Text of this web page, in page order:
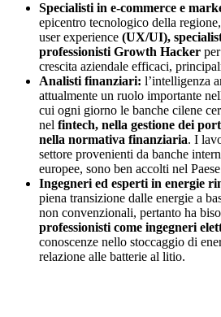
Specialisti in e-commerce e
epicentro tecnologico della
user experience (UX/UI),
professionisti Growth Hacker
crescita aziendale efficaci,
Analisti finanziari: l’intelligenza
attualmente un ruolo importante
cui ogni giorno le banche cilene
nel fintech, nella gestione dei
nella normativa finanziaria. I
settore provenienti da banche
europee, sono ben accolti nel
Ingegneri ed esperti in energie
piena transizione dalle energie a
non convenzionali, pertanto ha
professionisti come ingegneri
conoscenze nello stoccaggio di
relazione alle batterie al litio.